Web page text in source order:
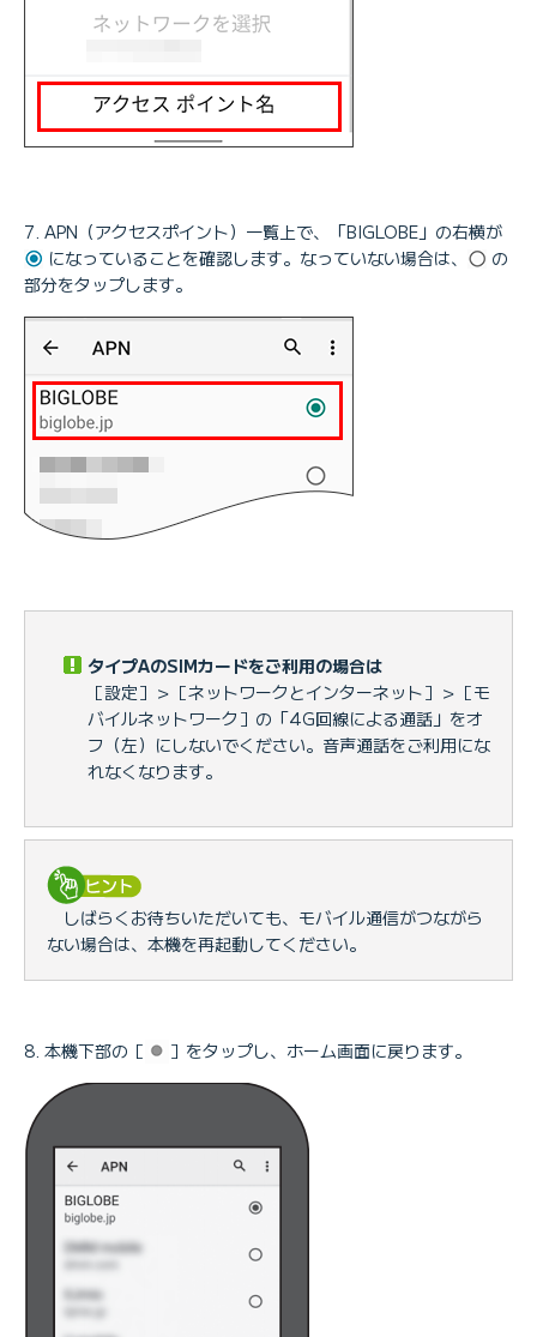
APN（アクセスポイント）一覧上で、「BIGLOBE」の右横が
になっていることを確認します。なっていない場合は、
の
部分をタップします。
タイプAのSIMカードをご利用の場合は
［設定］＞［ネットワークとインターネット］＞［モ
バイルネットワーク］の「4G回線による通話」をオ
フ（左）にしないでください。音声通話をご利用にな
れなくなります。
しばらくお待ちいただいても、モバイル通信がつながら
ない場合は、本機を再起動してください。
本機下部の［ ］をタップし、ホーム画面に戻ります。